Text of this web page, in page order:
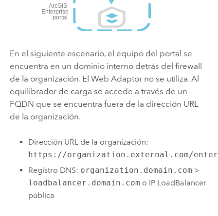
En el siguiente escenario, el equipo del portal se
encuentra en un dominio interno detrás del firewall
de la organización. El Web Adaptor no se utiliza. Al
equilibrador de carga se accede a través de un
FQDN que se encuentra fuera de la dirección URL
de la organización.
Dirección URL de la organización:
https://organization.external.com/
Registro DNS: organization.domain.com >
loadbalancer.domain.com o IP LoadBalancer
pública